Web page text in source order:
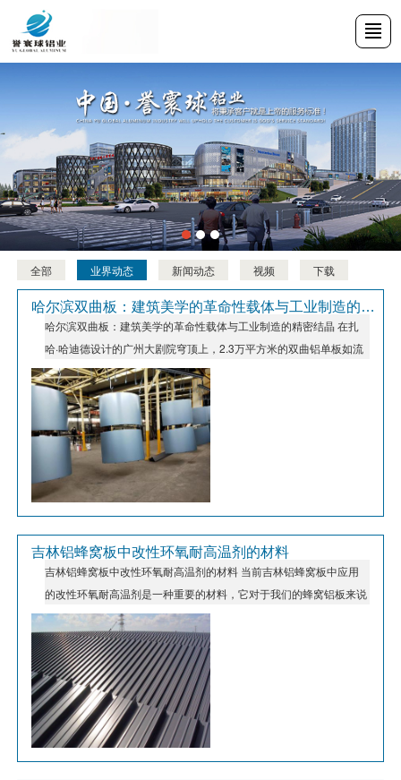
首页 产品中心 新闻动态 厂区厂貌
全部 业界动态 新闻动态 视频 下载
哈尔滨双曲板：建筑美学的革命性载体与工业制造的精密结晶
哈尔滨双曲板：建筑美学的革命性载体与工业制造的精密结晶 在扎
哈·哈迪德设计的广州大剧院穹顶上，2.3万平方米的双曲铝单板如流
动的波浪般包裹建筑，其曲面精度达±0.5mm，在阳光下折射出未来
主义的光影。这种突破传统平面局限的建筑表皮，正是双曲板技术的
集大成者。从参数化设计到智能加工，从结构力学优化到全生命周期
管理，哈尔滨双曲板正以“不可能的曲线”重塑现代建筑的天际线。
吉林铝蜂窝板中改性环氧耐高温剂的材料
吉林铝蜂窝板中改性环氧耐高温剂的材料 当前吉林铝蜂窝板中应用
的改性环氧耐高温剂是一种重要的材料，它对于我们的蜂窝铝板来说
有着不行忽视的重要性作用。对于这种材料的一般特性为我们做一下
分享。